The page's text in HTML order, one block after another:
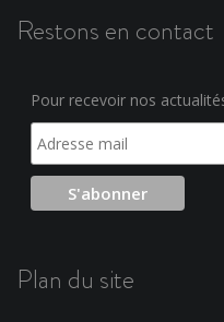
Restons en contact
Pour recevoir nos
Plan du site